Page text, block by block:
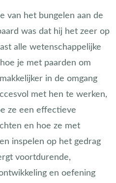
van het bungelen aan de
was dat hij het zeer op
alle wetenschappelijke
je met paarden om
in de omgang
met hen te werken,
ze een effectieve
en hoe ze met
inspelen op het gedrag
voortdurende,
en oefening